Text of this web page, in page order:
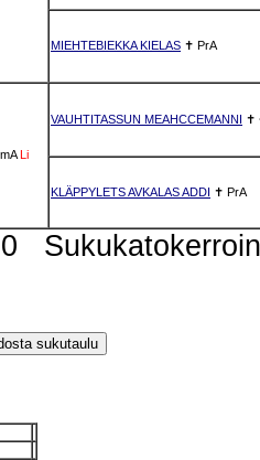
MIEHTEBIEKKA KIELAS ✝ PrA
Li
VAUHTITASSUN MEAHCCEMANNI ✝
KLÄPPYLETS AVKALAS ADDI ✝ PrA
0